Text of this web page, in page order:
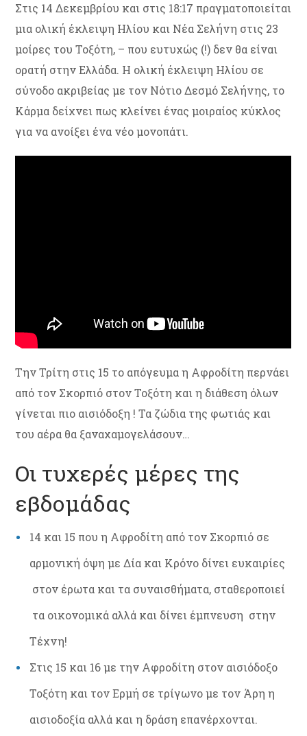
Στις 14 Δεκεμβρίου και στις 18:17 πραγματοποιείται
μια ολική έκλειψη Ηλίου και Νέα Σελήνη στις 23
μοίρες του Τοξότη, – που ευτυχώς (!) δεν θα είναι
ορατή στην Ελλάδα. Η ολική έκλειψη Ηλίου σε
σύνοδο ακριβείας με τον Νότιο Δεσμό Σελήνης, το
Κάρμα δείχνει πως κλείνει ένας μοιραίος κύκλος
για να ανοίξει ένα νέο μονοπάτι.
Την Τρίτη στις 15 το απόγευμα η Αφροδίτη περνάει
από τον Σκορπιό στον Τοξότη και η διάθεση όλων
γίνεται πιο αισιόδοξη ! Τα ζώδια της φωτιάς και
του αέρα θα ξαναχαμογελάσουν…
Οι τυχερές μέρες της
εβδομάδας
14 και 15 που η Αφροδίτη από τον Σκορπιό σε
αρμονική όψη με Δία και Κρόνο δίνει ευκαιρίες
στον έρωτα και τα συναισθήματα, σταθεροποιεί
τα οικονομικά αλλά και δίνει έμπνευση στην
Τέχνη!
Στις 15 και 16 με την Αφροδίτη στον αισιόδοξο
Τοξότη και τον Ερμή σε τρίγωνο με τον Άρη η
αισιοδοξία αλλά και η δράση επανέρχονται.